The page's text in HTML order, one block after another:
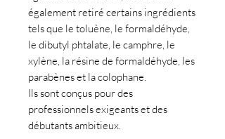
également retiré certains ingrédients
tels que le toluène, le formaldéhyde,
le dibutyl phtalate, le camphre, le
xylène, la résine de formaldéhyde, les
parabènes et la colophane.
Ils sont conçus pour des
professionnels exigeants et des
débutants ambitieux.